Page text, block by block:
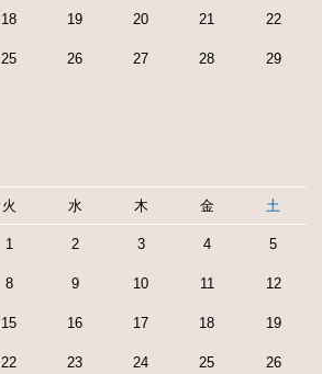
18 19 20 21 22
25 26 27 28 29
火 水 木 金 土
1 2 3 4 5
8 9 10 11 12
15 16 17 18 19
22 23 24 25 26